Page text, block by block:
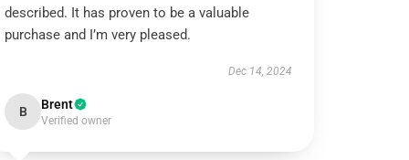
described. It has proven to be a valuable
purchase and I’m very pleased.
Dec 14, 2024
B Brent
Verified owner